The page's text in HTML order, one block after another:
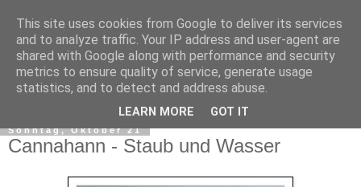
Sonntag, Oktober 21
Cannahann - Staub und Wasser
This site uses cookies from Google to deliver its services
and to analyze traffic. Your IP address and user-agent are
shared with Google along with performance and security
metrics to ensure quality of service, generate usage
statistics, and to detect and address abuse.
LEARN MORE GOT IT